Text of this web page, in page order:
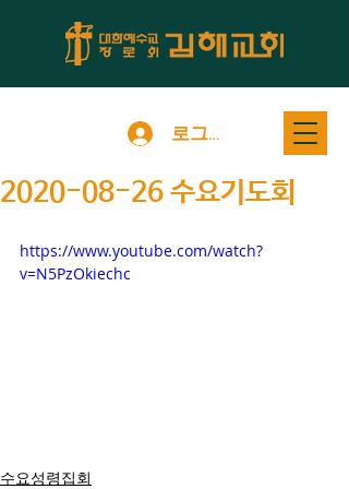
로그인
2020-08-26 수요기도회
https://www.youtube.com/watch?
v=N5PzOkiechc
수요성령집회